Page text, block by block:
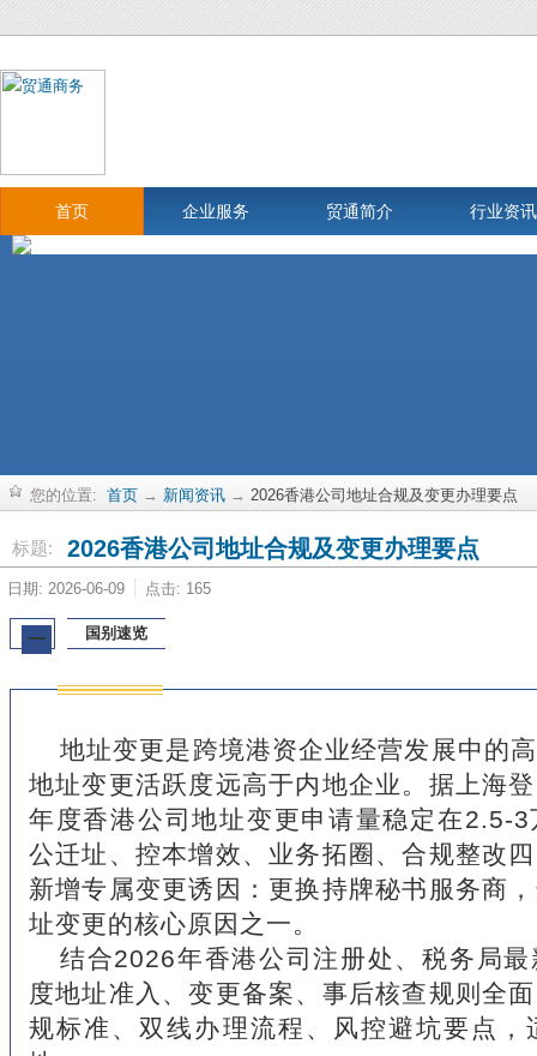
首页 企业服务 贸通简介 行业资讯
您的位置: 首页 → 新闻资讯 → 2026香港公司地址合规及变更办理要点
标题: 2026香港公司地址合规及变更办理要点
日期: 2026-06-09 点击: 165
一 国别速览
地址变更是跨境港资企业经营发展中的
地址变更活跃度远高于内地企业。据上海
年度香港公司地址变更申请量稳定在2.5-
公迁址、控本增效、业务拓圈、合规整改
新增专属变更诱因：更换持牌秘书服务商
址变更的核心原因之一。
结合2026年香港公司注册处、税务局
度地址准入、变更备案、事后核查规则全
规标准、双线办理流程、风控避坑要点，